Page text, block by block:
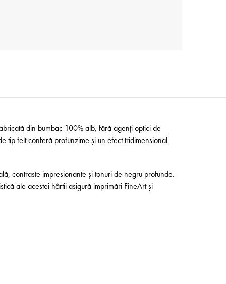
din bumbac 100% alb, fără agenți optici de
tip felt conferă profunzime și un efect tridimensional
contraste impresionante și tonuri de negru profunde.
ale acestei hârtii asigură imprimări FineArt și